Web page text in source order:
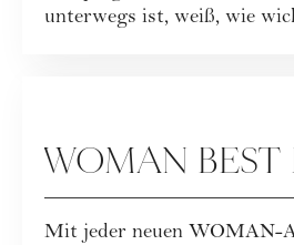
unterwegs ist, weiß, wie
WOMAN BEST
Mit jeder neuen WOMAN-